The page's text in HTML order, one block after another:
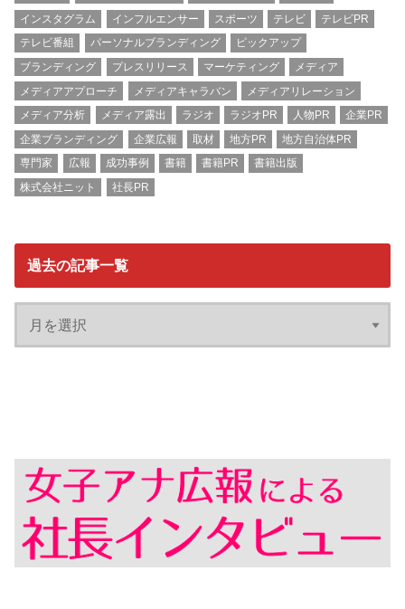
インスタグラム
インフルエンサー スポーツ テレビ
テレビPR
テレビ番組
パーソナルブランディング
ピックアップ
ブランディング
プレスリリース マーケティング
メディア
メディアアプローチ
メディアキャラバン
メディアリレーション
メディア分析
メディア露出 ラジオ ラジオPR 人物PR
企業PR
企業ブランディング
企業広報 取材 地方PR
地方自治体PR
専門家
広報 成功事例 書籍 書籍PR
書籍出版
株式会社ニット
社長PR
過去の記事一覧